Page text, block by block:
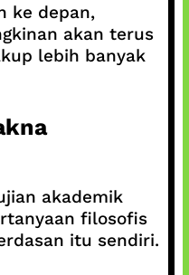
ke depan,
akan terus
lebih banyak
akademik
filosofis
itu sendiri.